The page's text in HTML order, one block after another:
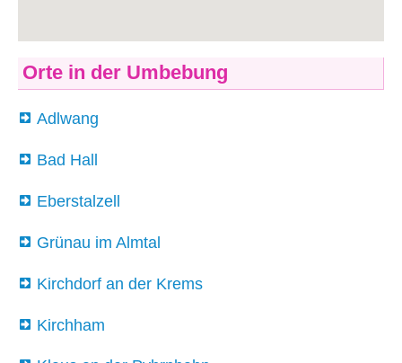
Orte in der Umbebung
Adlwang
Bad Hall
Eberstalzell
Grünau im Almtal
Kirchdorf an der Krems
Kirchham